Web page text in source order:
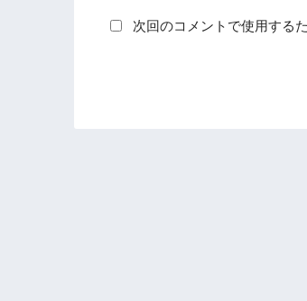
次回のコメントで使用する